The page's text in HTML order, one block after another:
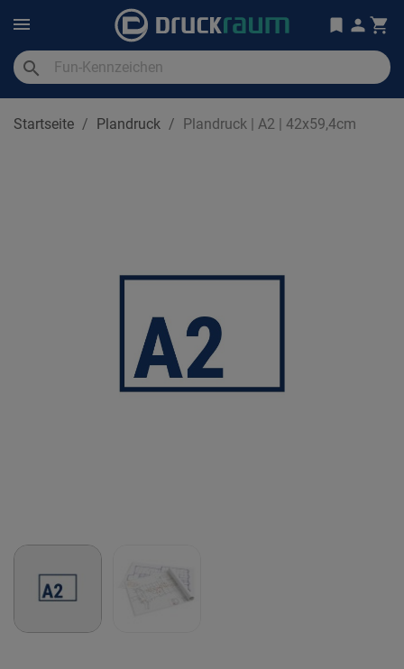
search
Startseite Plandruck Plandruck | A2 | 42x59,4cm